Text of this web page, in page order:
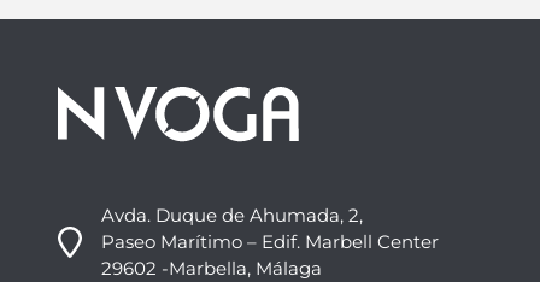
Avda. Duque de Ahumada, 2,
Paseo Marítimo – Edif. Marbell Center
29602 -Marbella, Málaga